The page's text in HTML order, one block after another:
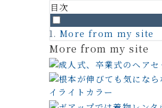
目次
More from my site
More from my site
イライトカラー